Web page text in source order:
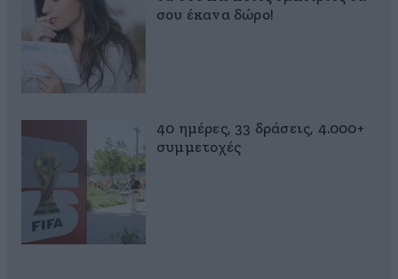
σου έκανα δώρο!
40 ημέρες, 33 δράσεις, 4.000+
συμμετοχές